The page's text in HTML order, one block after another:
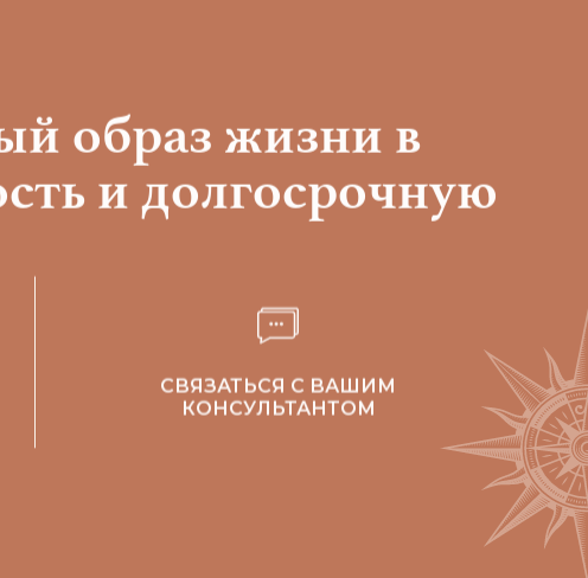
образ жизни в
и долгосрочную
СВЯЗАТЬСЯ С ВАШИМ
КОНСУЛЬТАНТОМ